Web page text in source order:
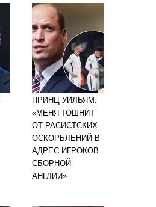
ПРИНЦ УИЛЬЯМ:
«МЕНЯ ТОШНИТ
ОТ РАСИСТСКИХ
ОСКОРБЛЕНИЙ В
АДРЕС ИГРОКОВ
СБОРНОЙ
АНГЛИИ»